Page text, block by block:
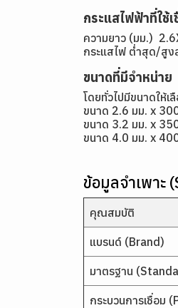
กระแสไฟฟ้าที่ใช้เ
ความยาว (มม.)
กระแสไฟ ต่ำสุด/สู
ขนาดที่มีจำหน่าย
โดยทั่วไปมีขนาดให้เ
ขนาด 2.6 มม. x
ขนาด 3.2 มม. x
ขนาด 4.0 มม. x
ข้อมูลจำเพาะ
คุณสมบัติ
แบรนด์ (Brand)
มาตรฐาน
กระบวนการเชื่อม